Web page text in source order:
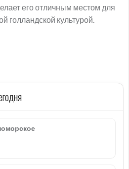
его отличным местом для
голландской культурой.